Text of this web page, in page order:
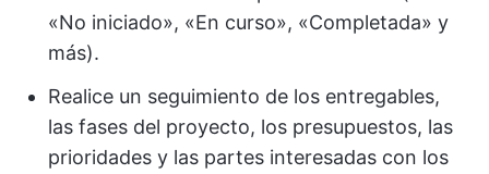
«No iniciado», «En curso», «Completada» y
más).
Realice un seguimiento de los entregables,
las fases del proyecto, los presupuestos, las
prioridades y las partes interesadas con los